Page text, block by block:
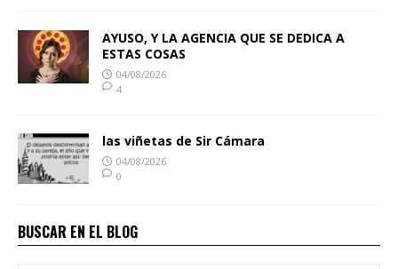
AYUSO, Y LA AGENCIA QUE SE DEDICA A
ESTAS COSAS
04/08/2026
4
las viñetas de Sir Cámara
04/08/2026
0
BUSCAR EN EL BLOG